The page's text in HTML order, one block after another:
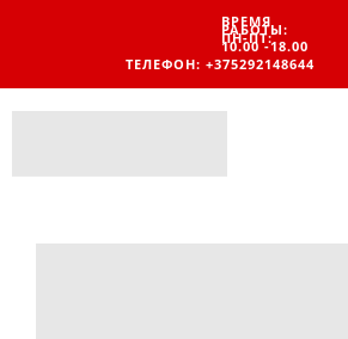
ВРЕМЯ
РАБОТЫ:
ПН-ПТ:
10.00 -18.00
ТЕЛЕФОН: +375292148644